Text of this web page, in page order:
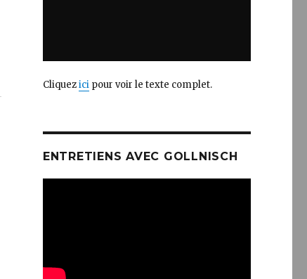
Cliquezicipour voir le texte complet.
ENTRETIENS AVEC GOLLNISCH